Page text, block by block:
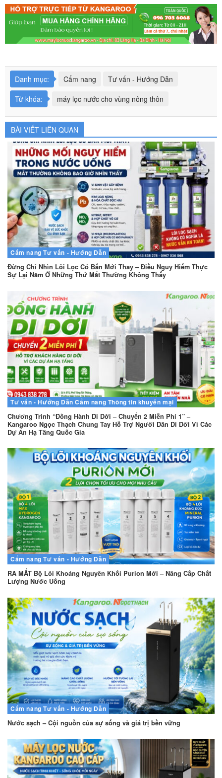
Danh mục: Cẩm nang
Tư vấn - Hướng Dẫn
Từ khóa:
máy lọc nước cho vùng nông thôn
BÀI VIẾT LIÊN QUAN
Cẩm nang Tư vấn - Hướng Dẫn
Đừng Chỉ Nhìn Lõi Lọc Có Bẩn Mới Thay – Điều Nguy Hiểm Thực
Sự Lại Nằm Ở Những Thứ Mắt Thường Không Thấy
Tư vấn - Hướng Dẫn Cẩm nang Thông tin khuyến mại
Chương Trình “Đồng Hành Di Dời – Chuyển 2 Miễn Phí 1” –
Kangaroo Ngọc Thạch Chung Tay Hỗ Trợ Người Dân Di Dời Vì Các
Dự Án Hạ Tầng Quốc Gia
Cẩm nang Tư vấn - Hướng Dẫn
RA MẮT Bộ Lõi Khoáng Nguyên Khối Purion Mới – Nâng Cấp Chất
Lượng Nước Uống
Cẩm nang Tư vấn - Hướng Dẫn
Nước sạch – Cội nguồn của sự sống và giá trị bền vững